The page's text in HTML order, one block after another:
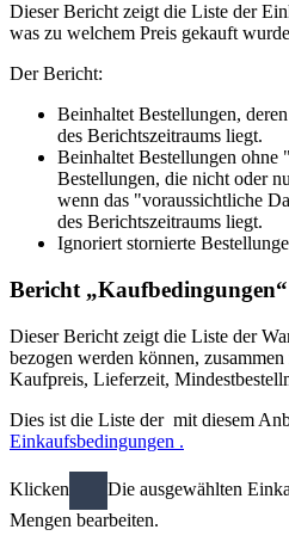
Dieser Bericht zeigt die Liste der
was zu welchem ​​Preis gekauft
Der Bericht:
Beinhaltet Bestellungen,
des Berichtszeitraums liegt.
Beinhaltet Bestellungen
Bestellungen, die nicht oder
wenn das "voraussichtliche
des Berichtszeitraums liegt.
Ignoriert stornierte
Bericht „Kaufbedingungen“
Dieser Bericht zeigt die Liste der
bezogen werden können,
Kaufpreis, Lieferzeit,
Dies ist die Liste der mit diesem
Einkaufsbedingungen .
Klicken
Die ausgewählten
Mengen bearbeiten.